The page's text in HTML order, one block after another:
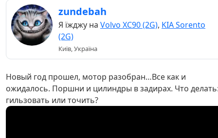
zundebah
Я їжджу на Volvo XC90 (2G), KIA Sorento
(2G)
Київ, Україна
Новый год прошел, мотор разобран…Все как и
ожидалось. Поршни и цилиндры в задирах. Что
гильзовать или точить?